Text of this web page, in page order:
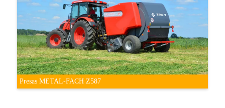
Presas METAL-FACH Z587